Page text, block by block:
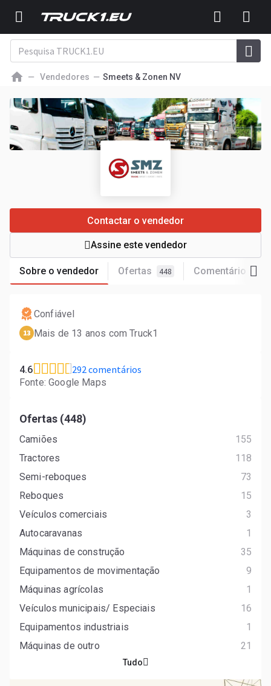
Vendedores Smeets & Zonen NV
Sobre o vendedor Ofertas 448 Comentários
Contactar o vendedor
Assine este vendedor
Confiável
13 Mais de 13 anos com Truck1
4.6 292 comentários
Fonte: Google Maps
Ofertas (448)
Camiões
155
Tractores
118
Semi-reboques
73
Reboques
15
Veículos comerciais
3
Autocaravanas
1
Máquinas de construção
35
Equipamentos de movimentação
9
Máquinas agrícolas
1
Veículos municipais/ Especiais
16
Equipamentos industriais
1
Máquinas de outro
21
Tudo